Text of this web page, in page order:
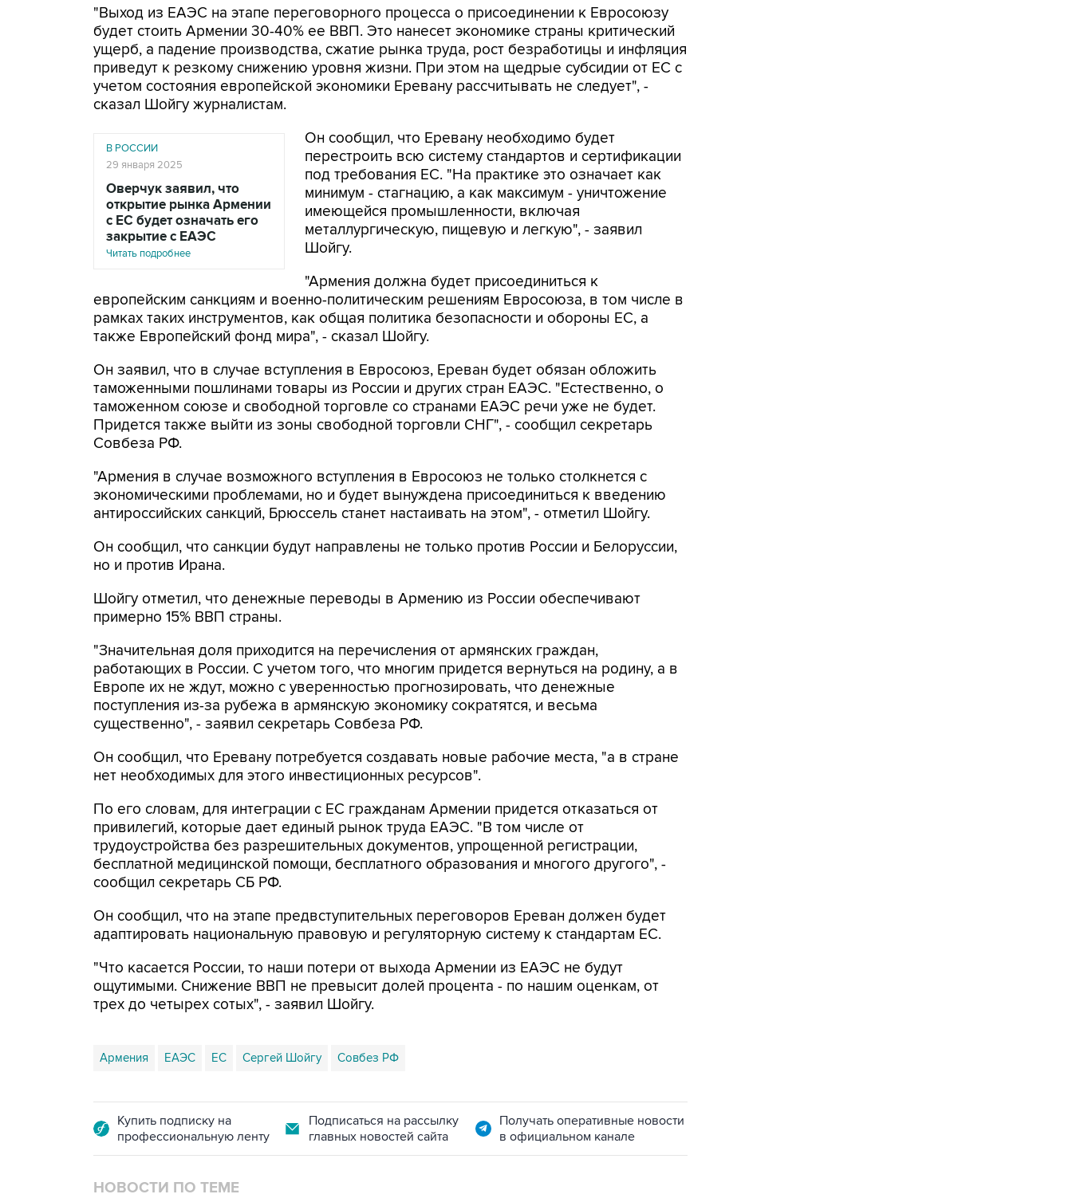
"Выход из ЕАЭС на этапе переговорного процесса о присоединении к Евросоюзу
будет стоить Армении 30-40% ее ВВП. Это нанесет экономике страны критический
ущерб, а падение производства, сжатие рынка труда, рост безработицы и инфляция
приведут к резкому снижению уровня жизни. При этом на щедрые субсидии от ЕС с
учетом состояния европейской экономики Еревану рассчитывать не следует", -
сказал Шойгу журналистам.
В РОССИИ
29 января 2025
Оверчук заявил, что
открытие рынка Армении
с ЕС будет означать его
закрытие с ЕАЭС
Читать подробнее
Он сообщил, что Еревану необходимо будет
перестроить всю систему стандартов и сертификации
под требования ЕС. "На практике это означает как
минимум - стагнацию, а как максимум - уничтожение
имеющейся промышленности, включая
металлургическую, пищевую и легкую", - заявил
Шойгу.
"Армения должна будет присоединиться к
европейским санкциям и военно-политическим решениям Евросоюза, в том числе в
рамках таких инструментов, как общая политика безопасности и обороны ЕС, а
также Европейский фонд мира", - сказал Шойгу.
Он заявил, что в случае вступления в Евросоюз, Ереван будет обязан обложить
таможенными пошлинами товары из России и других стран ЕАЭС. "Естественно, о
таможенном союзе и свободной торговле со странами ЕАЭС речи уже не будет.
Придется также выйти из зоны свободной торговли СНГ", - сообщил секретарь
Совбеза РФ.
"Армения в случае возможного вступления в Евросоюз не только столкнется с
экономическими проблемами, но и будет вынуждена присоединиться к введению
антироссийских санкций, Брюссель станет настаивать на этом", - отметил Шойгу.
Он сообщил, что санкции будут направлены не только против России и Белоруссии,
но и против Ирана.
Шойгу отметил, что денежные переводы в Армению из России обеспечивают
примерно 15% ВВП страны.
"Значительная доля приходится на перечисления от армянских граждан,
работающих в России. С учетом того, что многим придется вернуться на родину, а в
Европе их не ждут, можно с уверенностью прогнозировать, что денежные
поступления из-за рубежа в армянскую экономику сократятся, и весьма
существенно", - заявил секретарь Совбеза РФ.
Он сообщил, что Еревану потребуется создавать новые рабочие места, "а в стране
нет необходимых для этого инвестиционных ресурсов".
По его словам, для интеграции с ЕС гражданам Армении придется отказаться от
привилегий, которые дает единый рынок труда ЕАЭС. "В том числе от
трудоустройства без разрешительных документов, упрощенной регистрации,
бесплатной медицинской помощи, бесплатного образования и многого другого", -
сообщил секретарь СБ РФ.
Он сообщил, что на этапе предвступительных переговоров Ереван должен будет
адаптировать национальную правовую и регуляторную систему к стандартам ЕС.
"Что касается России, то наши потери от выхода Армении из ЕАЭС не будут
ощутимыми. Снижение ВВП не превысит долей процента - по нашим оценкам, от
трех до четырех сотых", - заявил Шойгу.
Армения ЕАЭС ЕС Сергей Шойгу Совбез РФ
Купить подписку на
профессиональную ленту
Подписаться на рассылку
главных новостей сайта
Получать оперативные новости
в официальном канале
НОВОСТИ ПО ТЕМЕ